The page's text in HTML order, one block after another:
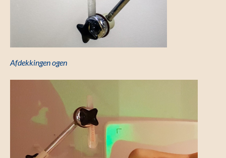
Afdekkingen ogen